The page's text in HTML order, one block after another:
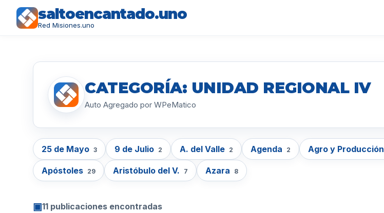
saltoencantado.uno
Red Misiones.uno
CATEGORÍA: UNIDAD REGIONAL IV
Auto Agregado por WPeMatico
25 de Mayo 3 9 de Julio 2 A. del Valle 2 Agenda 2 Agro y Producción
Apóstoles 29 Aristóbulo del V. 7 Azara 8
▣11 publicaciones encontradas